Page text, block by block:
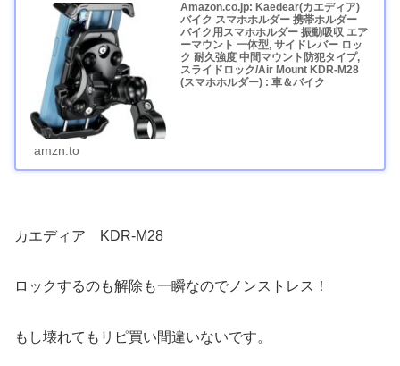
Amazon.co.jp: Kaedear(カエディア)
バイク スマホホルダー 携帯ホルダー
バイク用スマホホルダー 振動吸収 エア
ーマウント 一体型, サイドレバー ロッ
ク 耐久強度 中間マウント防犯タイプ,
スライドロック/Air Mount KDR-M28
(スマホホルダー) : 車＆バイク
amzn.to
カエディア KDR-M28
ロックするのも解除も一瞬なのでノンストレス！
もし壊れてもリピ買い間違いないです。